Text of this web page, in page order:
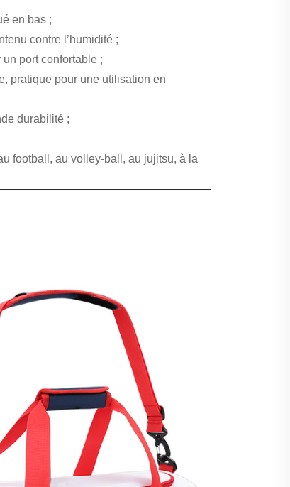
en bas ;
contre l’humidité ;
port confortable ;
pratique pour une utilisation en
durabilité ;
football, au volley-ball, au jujitsu, à la